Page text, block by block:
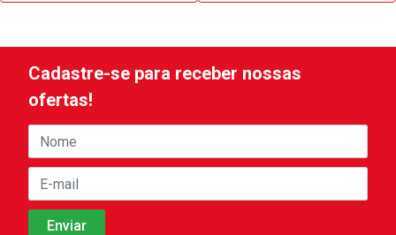
Cadastre-se para receber nossas
ofertas!